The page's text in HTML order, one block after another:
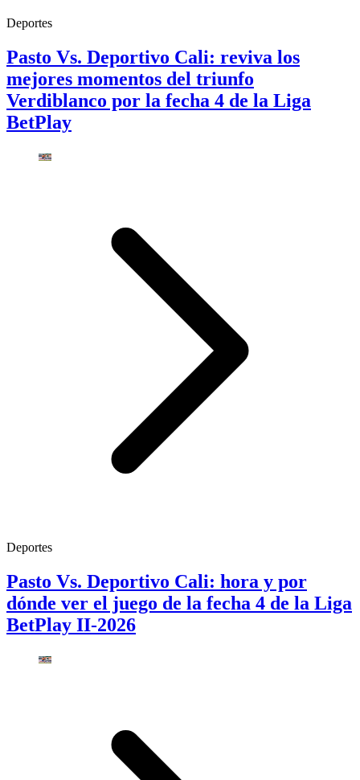
Deportes
Pasto Vs. Deportivo Cali: reviva los
mejores momentos del triunfo
Verdiblanco por la fecha 4 de la Liga
BetPlay
Deportes
Pasto Vs. Deportivo Cali: hora y por
dónde ver el juego de la fecha 4 de la Liga
BetPlay II-2026